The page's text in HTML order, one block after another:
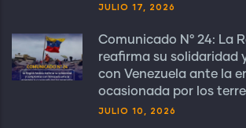
JULIO 17, 2026
Comunicado N° 24: La
reafirma su solidaridad
con Venezuela ante la
ocasionada por los
JULIO 10, 2026